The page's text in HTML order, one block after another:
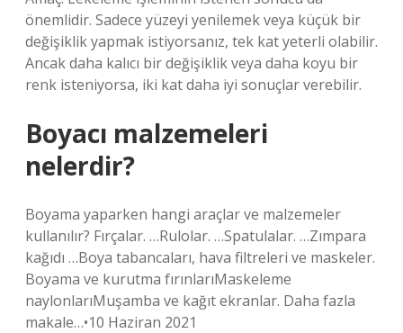
önemlidir. Sadece yüzeyi yenilemek veya küçük bir
değişiklik yapmak istiyorsanız, tek kat yeterli olabilir.
Ancak daha kalıcı bir değişiklik veya daha koyu bir
renk isteniyorsa, iki kat daha iyi sonuçlar verebilir.
Boyacı malzemeleri
nelerdir?
Boyama yaparken hangi araçlar ve malzemeler
kullanılır? Fırçalar. …Rulolar. …Spatulalar. …Zımpara
kağıdı …Boya tabancaları, hava filtreleri ve maskeler.
Boyama ve kurutma fırınlarıMaskeleme
naylonlarıMuşamba ve kağıt ekranlar. Daha fazla
makale…•10 Haziran 2021